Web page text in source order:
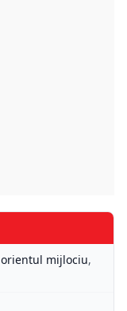
orientul mijlociu,